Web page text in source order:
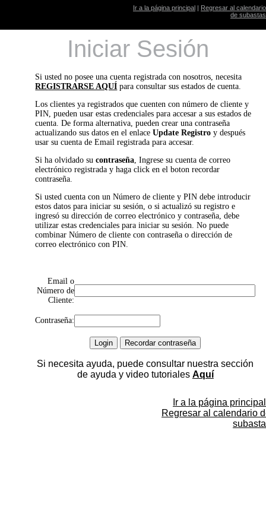
Ir a la página principal | Regresar al calendario
de subastas
Iniciar Sesión
Si usted no posee una cuenta registrada con nosotros, necesita
REGISTRARSE AQUÍ para consultar sus estados de cuenta.
Los clientes ya registrados que cuenten con número de cliente y
PIN, pueden usar estas credenciales para accesar a sus estados de
cuenta. De forma alternativa, pueden crear una contraseña
actualizando sus datos en el enlaceUpdate Registro y después
usar su cuenta de Email registrada para accesar.
Si ha olvidado sucontraseña, Ingrese su cuenta de correo
electrónico registrada y haga click en el boton recordar
contraseña.
Si usted cuenta con un Número de cliente y PIN debe introducir
estos datos para iniciar su sesión, o si actualizó su registro e
ingresó su dirección de correo electrónico y contraseña, debe
utilizar estas credenciales para iniciar su sesión. No puede
combinar Número de cliente con contraseña o dirección de
correo electrónico con PIN.
Email o
Número de
Cliente:
Contraseña:
Si necesita ayuda, puede consultar nuestra sección
de ayuda y video tutoriales Aquí
Ir a la página principal
Regresar al calendario